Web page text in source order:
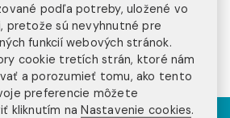
podľa potreby, uložené vo
pretože sú nevyhnutné pre
funkcií webových stránok.
cookie tretích strán, ktoré nám
a porozumieť tomu, ako tento
preferencie môžete
kliknutím naNastavenie cookies.